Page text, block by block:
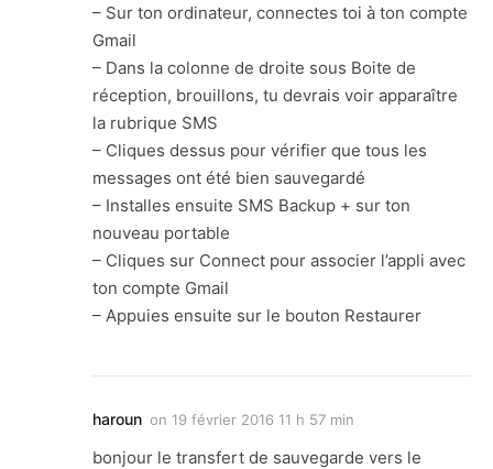
– Sur ton ordinateur, connectes toi à ton compte
Gmail
– Dans la colonne de droite sous Boite de
réception, brouillons, tu devrais voir apparaître
la rubrique SMS
– Cliques dessus pour vérifier que tous les
messages ont été bien sauvegardé
– Installes ensuite SMS Backup + sur ton
nouveau portable
– Cliques sur Connect pour associer l’appli avec
ton compte Gmail
– Appuies ensuite sur le bouton Restaurer
haroun on 19 février 2016 11 h 57 min
bonjour le transfert de sauvegarde vers le